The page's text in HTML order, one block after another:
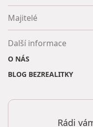
Majitelé
Další informace
O NÁS
BLOG BEZREALITKY
Rádi